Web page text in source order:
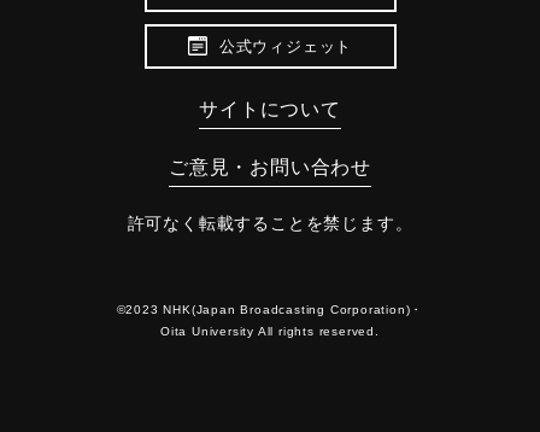
公式ウィジェット
サイトについて
ご意見・お問い合わせ
許可なく転載することを禁じます。
©2023 NHK(Japan Broadcasting Corporation)・
Oita University All rights reserved.